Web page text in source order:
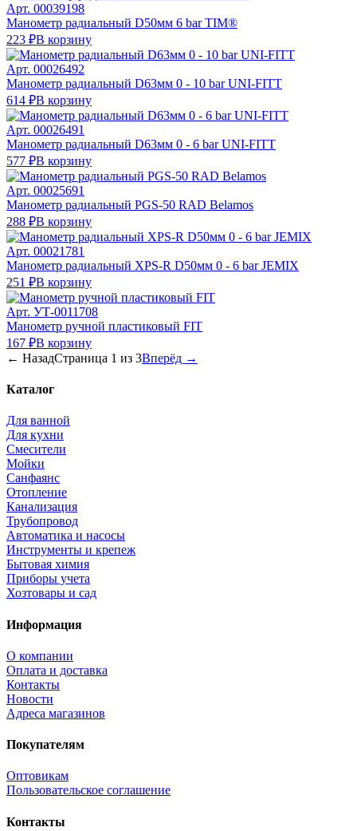
Арт. 00039198
Манометр радиальный D50мм 6 bar TIM®
223 ₽В корзину
Арт. 00026492
Манометр радиальный D63мм 0 - 10 bar UNI-FITT
614 ₽В корзину
Арт. 00026491
Манометр радиальный D63мм 0 - 6 bar UNI-FITT
577 ₽В корзину
Арт. 00025691
Манометр радиальный PGS-50 RAD Belamos
288 ₽В корзину
Арт. 00021781
Манометр радиальный XPS-R D50мм 0 - 6 bar JEMIX
251 ₽В корзину
Арт. УТ-0011708
Манометр ручной пластиковый FIT
167 ₽В корзину
← НазадСтраница 1 из 3Вперёд →
Каталог
Для ванной
Для кухни
Смесители
Мойки
Санфаянс
Отопление
Канализация
Трубопровод
Автоматика и насосы
Инструменты и крепеж
Бытовая химия
Приборы учета
Хозтовары и сад
Информация
О компании
Оплата и доставка
Контакты
Новости
Адреса магазинов
Покупателям
Оптовикам
Пользовательское соглашение
Контакты